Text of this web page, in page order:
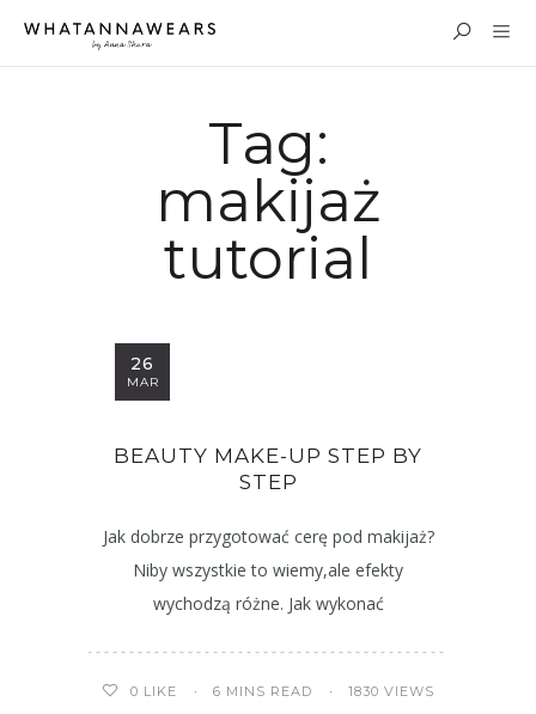
Tag:
makijaż
tutorial
26
MAR
BEAUTY MAKE-UP STEP BY
STEP
Jak dobrze przygotować cerę pod makijaż?
Niby wszystkie to wiemy,ale efekty
wychodzą różne. Jak wykonać
0 LIKE 6 MINS READ 1830 VIEWS